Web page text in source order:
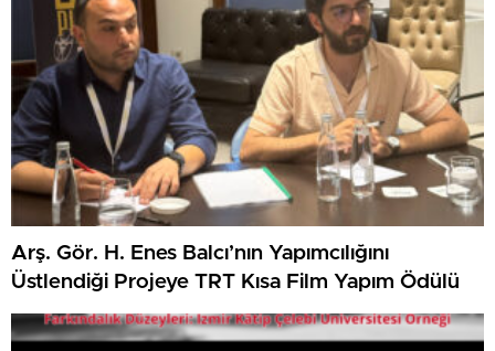
Arş. Gör. H. Enes Balcı’nın Yapımcılığını
Üstlendiği Projeye TRT Kısa Film Yapım Ödülü